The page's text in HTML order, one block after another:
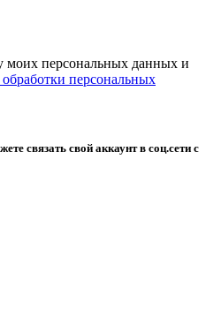
моих персональных данных и
персональных
связать свой аккаунт в соц.сети с